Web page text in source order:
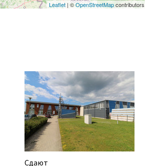
Leaflet| ©OpenStreetMapcontributors
Сдают